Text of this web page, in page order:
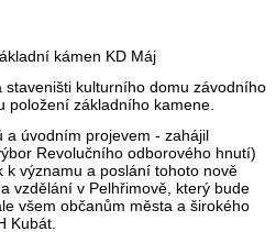
kámen KD Máj
staveništi kulturního domu závodního
položení základního kamene.
a úvodním projevem - zahájil
Revolučního odborového hnutí)
k významu a poslání tohoto nově
vzdělání v Pelhřimově, který bude
všem občanům města a širokého
Kubát.